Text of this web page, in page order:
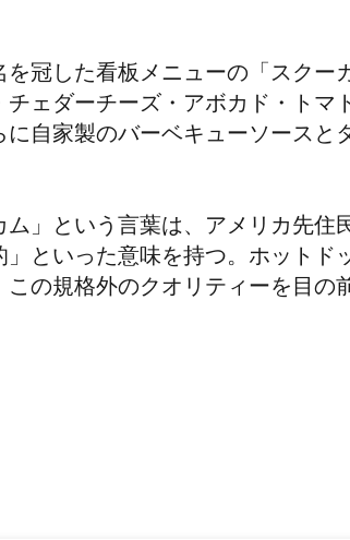
を冠した看板メニューの「スクー
チェダーチーズ・アボカド・トマ
に自家製のバーベキューソースと
」という言葉は、アメリカ先住
」といった意味を持つ。ホットド
この規格外のクオリティーを目の